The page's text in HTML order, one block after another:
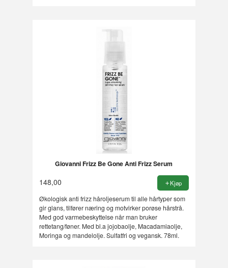
Giovanni Frizz Be Gone Anti Frizz Serum
148,00 Kjøp
Økologisk anti frizz håroljeserum til alle hårtyper som
gir glans, tilfører næring og motvirker porøse hårstrå.
Med god varmebeskyttelse når man bruker
rettetang/føner. Med bl.a jojobaolje, Macadamiaolje,
Moringa og mandelolje. Sulfatfri og vegansk. 78ml.